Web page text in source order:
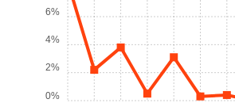
0%
2%
4%
6%